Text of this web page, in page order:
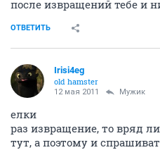
после извращений тебе и
ОТВЕТИТЬ
Irisi4eg
old hamster
12 мая 2011 Мужик
елки
раз извращение, то вряд
тут, а поэтому и